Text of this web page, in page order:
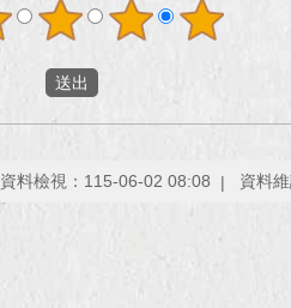
資料檢視：115-06-02 08:08 資料